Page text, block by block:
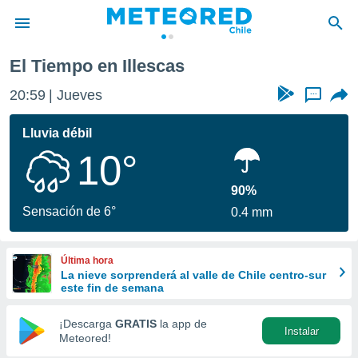
de
por
se
calidad.
a este
las
y
forma
digital
basada
El Tiempo en Illescas
20:59 Jueves ...
Lluvia débil
10°
Sensación de 6°
90%
0.4 mm
Última hora
La nieve sorprenderá al valle de Chile centro-sur
este fin de semana
¡Descarga GRATIS la app de
Meteored!
Instalar